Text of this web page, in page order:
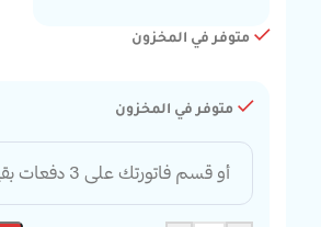
متوفر في المخزون
متوفر في المخزون